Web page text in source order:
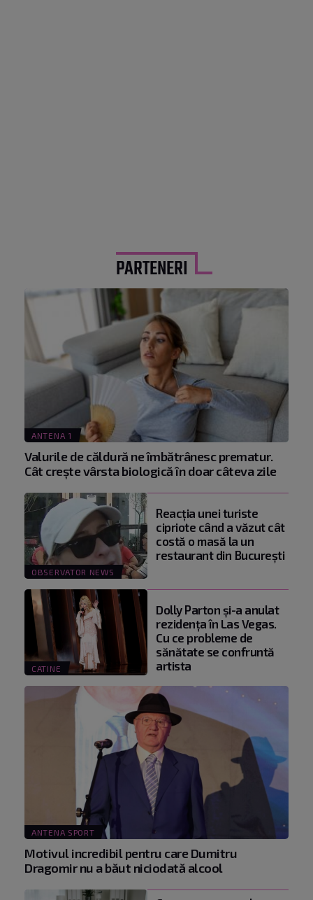
PARTENERI
ANTENA 1
Valurile de căldură ne îmbătrânesc prematur.
Cât crește vârsta biologică în doar câteva zile
OBSERVATOR NEWS
Reacţia unei turiste
cipriote când a văzut cât
costă o masă la un
restaurant din Bucureşti
CATINE
Dolly Parton și-a anulat
rezidența în Las Vegas.
Cu ce probleme de
sănătate se confruntă
artista
ANTENA SPORT
Motivul incredibil pentru care Dumitru
Dragomir nu a băut niciodată alcool